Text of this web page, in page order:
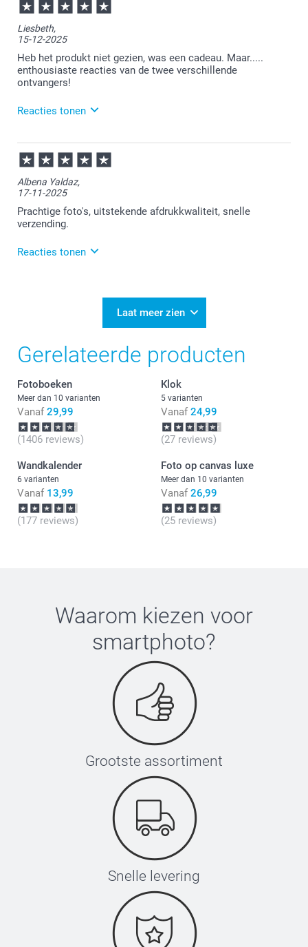
13:51
Bedankt voor je review. Wat jammer om te horen dat
je niet geheel tevreden bent over je bestelling. Je
mag een foto van waar je niet tevreden over bent
sturen naar onze klantenservice:
service@smartphoto.nl. Ze kijken graag met je mee
naar een passende oplossing!
Liesbeth,
15-12-2025
Heb het produkt niet gezien, was een cadeau. Maar.....
enthousiaste reacties van de twee verschillende
ontvangers!
Reacties tonen
16-12-2025
13:04
Bedankt voor je bericht.
Graag tot ziens op onze site!
Albena Yaldaz,
17-11-2025
Prachtige foto's, uitstekende afdrukkwaliteit, snelle
verzending.
Reacties tonen
Heel veel plezier van de foto op canvas.
Laat meer zien
Gerelateerde producten
Fotoboeken
Meer dan 10 varianten
Vanaf 29,99
(1406 reviews)
Klok
5 varianten
Vanaf 24,99
(27 reviews)
Wandkalender
6 varianten
Vanaf 13,99
(177 reviews)
Foto op canvas luxe
Meer dan 10 varianten
Vanaf 26,99
(25 reviews)
Waarom kiezen voor
smartphoto?
Grootste assortiment
Snelle levering